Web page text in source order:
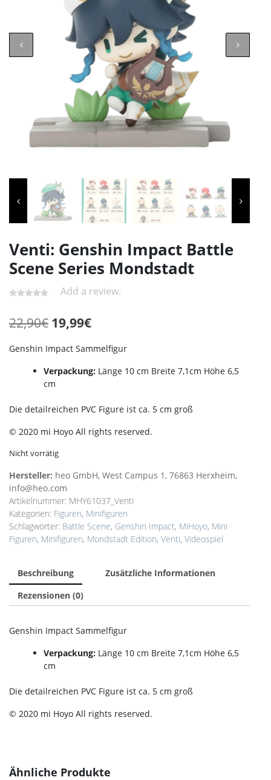
Venti: Genshin Impact Battle
Scene Series Mondstadt
Add a review.
22,90€ Ursprünglicher
22,90€
19,99€Aktueller
Preis
19,99€.
Genshin Impact Sammelfigur
Verpackung: Länge 10 cm Breite 7,1cm Höhe 6,5
cm
Die detailreichen PVC Figure ist ca. 5 cm groß
© 2020 mi Hoyo All rights reserved.
Nicht vorrätig
Hersteller: heo GmbH, West Campus 1, 76863 Herxheim,
info@heo.com
Artikelnummer: MHY61037_Venti
Kategorien: Figuren, Minifiguren
Schlagwörter: Battle Scene, Genshin Impact, MiHoyo, Mini
Figuren, Minifiguren, Mondstadt Edition, Venti, Videospiel
Beschreibung
Zusätzliche Informationen
Rezensionen (0)
Genshin Impact Sammelfigur
Verpackung: Länge 10 cm Breite 7,1cm Höhe 6,5
cm
Die detailreichen PVC Figure ist ca. 5 cm groß
© 2020 mi Hoyo All rights reserved.
Ähnliche Produkte